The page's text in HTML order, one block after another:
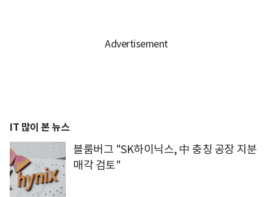
IT 많이 본 뉴스
블룸버그 "SK하이닉스, 中 충칭 공장 지분
매각 검토"